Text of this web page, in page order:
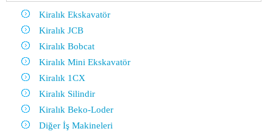
Kiralık Ekskavatör
Kiralık JCB
Kiralık Bobcat
Kiralık Mini Ekskavatör
Kiralık 1CX
Kiralık Silindir
Kiralık Beko-Loder
Diğer İş Makineleri